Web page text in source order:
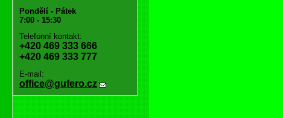
Pondělí - Pátek
7:00 - 15:30
Telefonní kontakt:
+420 469 333 666
+420 469 333 777
E-mail:
office@gufero.cz